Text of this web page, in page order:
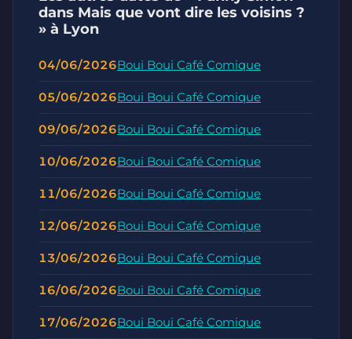
dans Mais que vont dire les voisins ?
» à Lyon
04/06/2026Boui Boui Café Comique
05/06/2026Boui Boui Café Comique
09/06/2026Boui Boui Café Comique
10/06/2026Boui Boui Café Comique
11/06/2026Boui Boui Café Comique
12/06/2026Boui Boui Café Comique
13/06/2026Boui Boui Café Comique
16/06/2026Boui Boui Café Comique
17/06/2026Boui Boui Café Comique